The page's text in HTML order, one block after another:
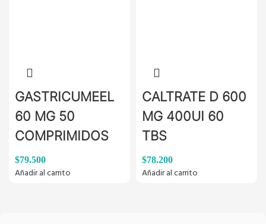
GASTRICUMEEL
60 MG 50
COMPRIMIDOS
$79.500
Añadir al carrito
CALTRATE D 600
MG 400UI 60
TBS
$78.200
Añadir al carrito